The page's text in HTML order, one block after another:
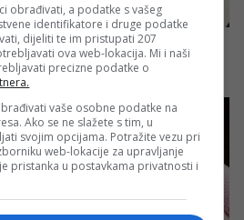
obrađivati, a podatke s vašeg
identifikatore i druge podatke
dijeliti te im pristupati 207
ova web-lokacija. Mi i naši
precizne podatke o
vaše osobne podatke na
Ako se ne slažete s tim, u
svojim opcijama. Potražite vezu pri
web-lokacije za upravljanje
pristanka u postavkama privatnosti i